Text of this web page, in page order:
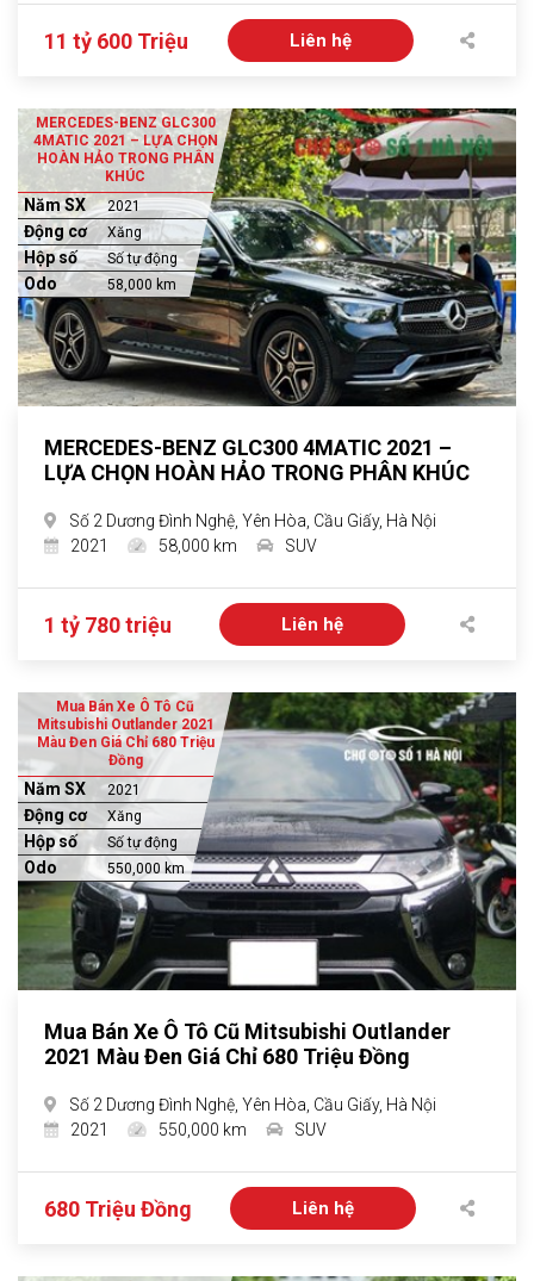
11 tỷ 600 Triệu Liên hệ
MERCEDES-BENZ GLC300
4MATIC 2021 – LỰA CHỌN
HOÀN HẢO TRONG PHÂN
KHÚC
Năm SX 2021
Động cơ Xăng
Hộp số Số tự động
Odo 58,000 km
MERCEDES-BENZ GLC300 4MATIC 2021 –
LỰA CHỌN HOÀN HẢO TRONG PHÂN KHÚC
Số 2 Dương Đình Nghệ, Yên Hòa, Cầu Giấy, Hà Nội
2021
58,000 km SUV
1 tỷ 780 triệu Liên hệ
Mua Bán Xe Ô Tô Cũ
Mitsubishi Outlander 2021
Màu Đen Giá Chỉ 680 Triệu
Đồng
Năm SX 2021
Động cơ Xăng
Hộp số Số tự động
Odo 550,000 km
Mua Bán Xe Ô Tô Cũ Mitsubishi Outlander
2021 Màu Đen Giá Chỉ 680 Triệu Đồng
Số 2 Dương Đình Nghệ, Yên Hòa, Cầu Giấy, Hà Nội
2021
550,000 km SUV
680 Triệu Đồng Liên hệ